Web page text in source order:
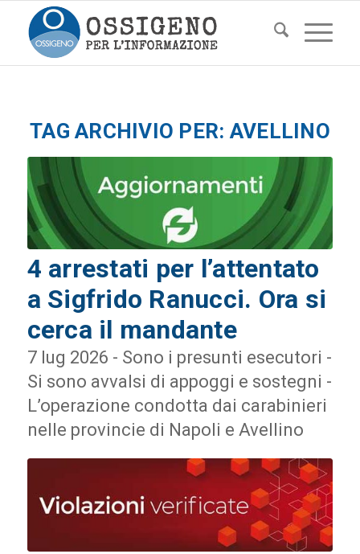
TAG ARCHIVIO PER:AVELLINO
4 arrestati per l’attentato
a Sigfrido Ranucci. Ora si
cerca il mandante
7 lug 2026 - Sono i presunti esecutori -
Si sono avvalsi di appoggi e sostegni -
L’operazione condotta dai carabinieri
nelle provincie di Napoli e Avellino